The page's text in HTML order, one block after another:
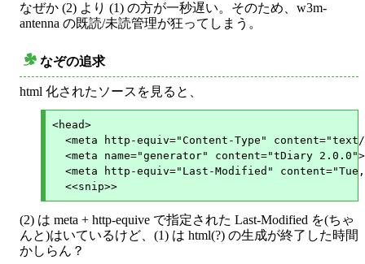
なぜか (2) より (1) の方が一秒遅い。そのため、w3m-
antenna の既読/未読管理が狂ってしまう。
なぞの追求
html 化されたソースを見ると、
<head>
<meta http-equiv="Content-Type"
  <meta name="generator" content="tDiary 2.0.0">
<meta http-equiv="Last-Modified"
(2) は meta + http-equive で指定された Last-Modified を(ちゃ
んと)はいているけど、(1) は html(?) の生成が終了した時間
かしらん？